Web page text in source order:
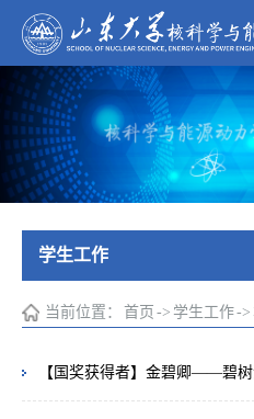
学生工作
当前位置： 首页 -> 学生工作->
【国奖获得者】金碧卿——碧树